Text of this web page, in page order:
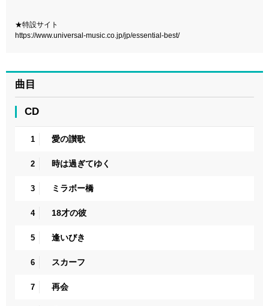
★特設サイト
https://www.universal-music.co.jp/jp/essential-best/
曲目
CD
1 愛の讃歌
2 時は過ぎてゆく
3 ミラボー橋
4 18才の彼
5 逢いびき
6 スカーフ
7 再会